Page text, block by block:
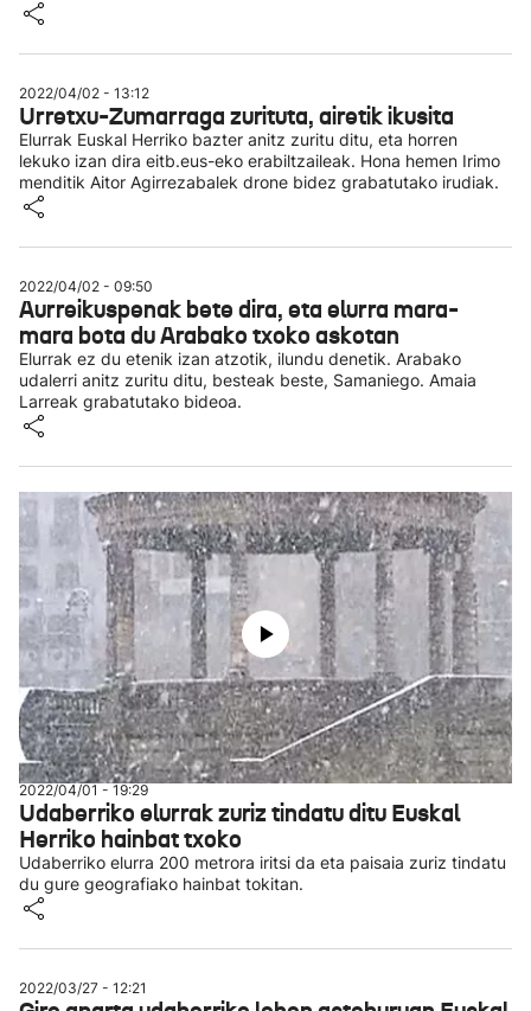
2022/04/02 - 13:12
Urretxu-Zumarraga zurituta, airetik ikusita
Elurrak Euskal Herriko bazter anitz zuritu ditu, eta horren
lekuko izan dira eitb.eus-eko erabiltzaileak. Hona hemen Irimo
menditik Aitor Agirrezabalek drone bidez grabatutako irudiak.
2022/04/02 - 09:50
Aurreikuspenak bete dira, eta elurra mara-
mara bota du Arabako txoko askotan
Elurrak ez du etenik izan atzotik, ilundu denetik. Arabako
udalerri anitz zuritu ditu, besteak beste, Samaniego. Amaia
Larreak grabatutako bideoa.
2022/04/01 - 19:29
Udaberriko elurrak zuriz tindatu ditu Euskal
Herriko hainbat txoko
Udaberriko elurra 200 metrora iritsi da eta paisaia zuriz tindatu
du gure geografiako hainbat tokitan.
2022/03/27 - 12:21